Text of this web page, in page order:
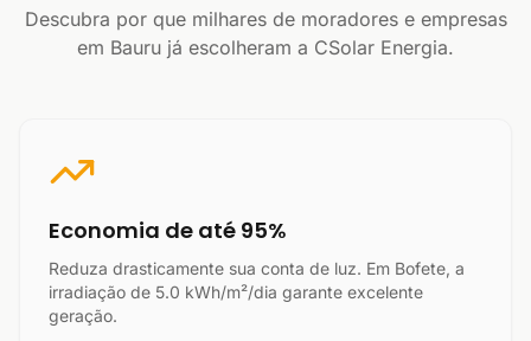
Descubra por que milhares de moradores e empresas
em Bauru já escolheram a CSolar Energia.
Economia de até 95%
Reduza drasticamente sua conta de luz. Em Bofete, a
irradiação de 5.0 kWh/m²/dia garante excelente
geração.